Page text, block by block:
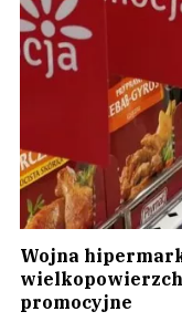
Wojna
promocyjne